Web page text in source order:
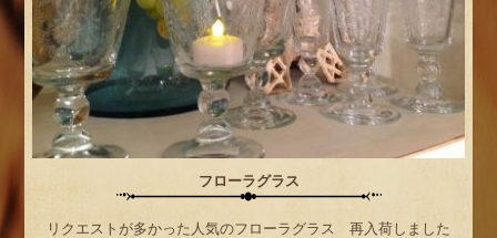
フローラグラス
リクエストが多かった人気のフローラグラス 再入荷しました